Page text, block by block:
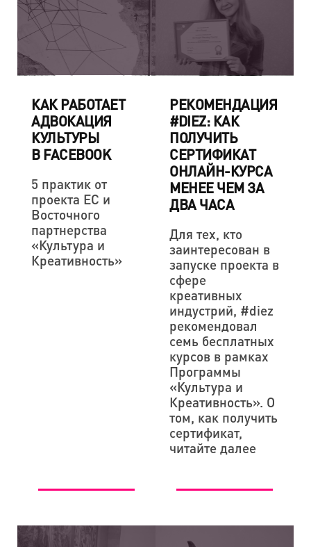
КАК РАБОТАЕТ
АДВОКАЦИЯ
КУЛЬТУРЫ
В FACEBOOK
5 практик от
проекта ЕС и
Восточного
партнерства
«Культура и
Креативность»
РЕКОМЕНДАЦИЯ
#DIEZ: КАК
ПОЛУЧИТЬ
СЕРТИФИКАТ
ОНЛАЙН-КУРСА
МЕНЕЕ ЧЕМ ЗА
ДВА ЧАСА
Для тех, кто
заинтересован в
запуске проекта в
сфере
креативных
индустрий, #diez
рекомендовал
семь бесплатных
курсов в рамках
Программы
«Культура и
Креативность». О
том, как получить
сертификат,
читайте далее